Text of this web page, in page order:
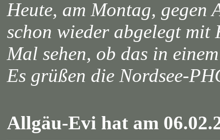
Heute, am Montag, gegen
schon wieder abgelegt mit
Mal sehen, ob das in
Es grüßen die Nordsee-
Allgäu-Evi hat am